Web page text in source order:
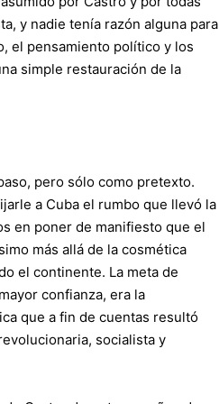
y nadie tenía razón alguna para
el pensamiento político y los
simple restauración de la
pero sólo como pretexto.
a Cuba el rumbo que llevó la
en poner de manifiesto que el
más allá de la cosmética
el continente. La meta de
confianza, era la
que a fin de cuentas resultó
socialista y